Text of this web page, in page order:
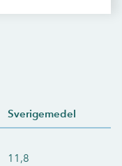
Sverigemedel
11,8